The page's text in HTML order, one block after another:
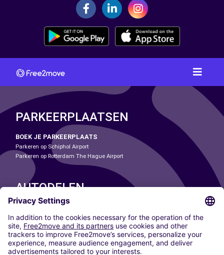
PARKEERPLAATSEN
BOEK JE PARKEERPLAATS
Parkeren op Schiphol Airport
Parkeren op Rotterdam The Hague Airport
AUTODELEN
ONZE STEDEN
Paris
Madrid
Washington DC
Milaan